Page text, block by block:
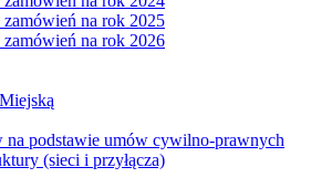
na rok 2025
na rok 2026
na podstawie umów cywilno-prawnych
(sieci i przyłącza)